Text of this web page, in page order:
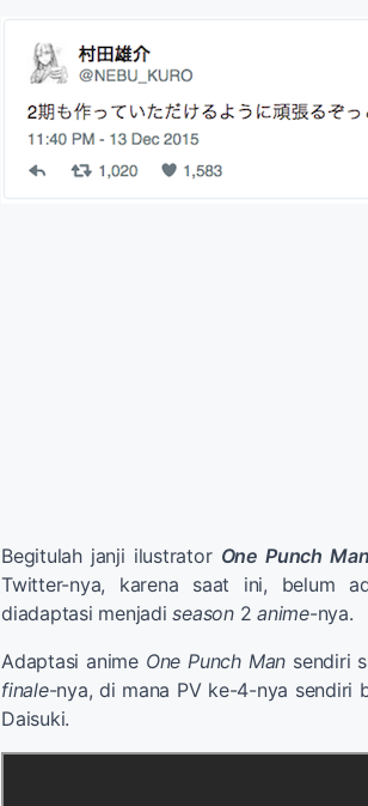
Begitulah janji ilustrator One Punch Man
Twitter-nya, karena saat ini, belum
diadaptasi menjadiseason2 anime-nya.
Adaptasi anime One Punch Man sendiri
finale-nya, di mana PV ke-4-nya sendiri
Daisuki.